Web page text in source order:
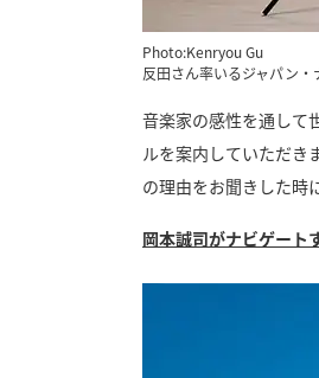
Photo:Kenryou Gu
反田さん率いるジャパン
音楽家の感性を通して
ルを案内していただき
の理由をお聞きした時
岡本誠司がナビゲート